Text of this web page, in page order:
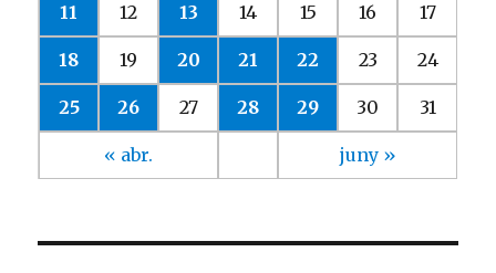
« abr. juny »
11 12 13 14 15 16 17
18 19 20 21 22 23 24
25 26 27 28 29 30 31